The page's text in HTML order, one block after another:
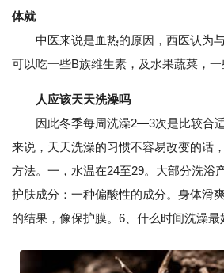
体就
中医来说是血热的原因，西医认为与
可以吃一些B族维生素，及水果蔬菜，一
人应该天天洗澡吗
因此冬季每周洗澡2—3次是比较合适
来说，天天洗澡的习惯不容易改变的话
方法。一，水温在24至29。大部分洗浴
护肤成分：一种偏酸性的成分。身体滑
的结果，像保护膜。6、什么时间洗澡最